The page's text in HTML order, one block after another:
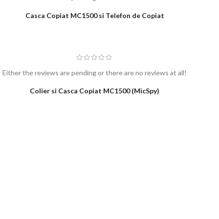
Casca Copiat MC1500 si Telefon de Copiat
Either the reviews are pending or there are no reviews at all!
Colier si Casca Copiat MC1500 (MicSpy)